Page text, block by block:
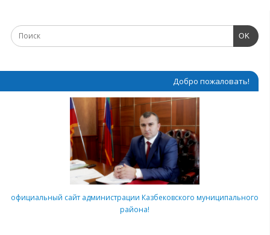
OK
Добро пожаловать!
официальный сайт администрации Казбековского муниципального
района!